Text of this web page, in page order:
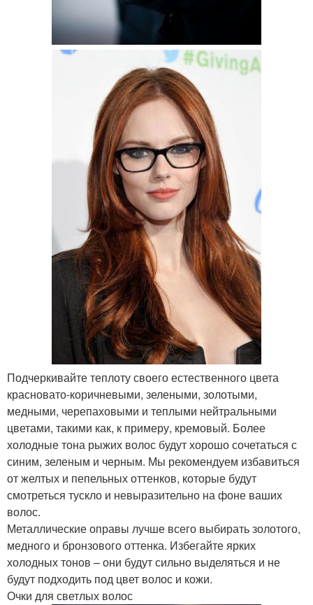
Подчеркивайте теплоту своего естественного цвета
красновато-коричневыми, зелеными, золотыми,
медными, черепаховыми и теплыми нейтральными
цветами, такими как, к примеру, кремовый. Более
холодные тона рыжих волос будут хорошо сочетаться с
синим, зеленым и черным. Мы рекомендуем избавиться
от желтых и пепельных оттенков, которые будут
смотреться тускло и невыразительно на фоне ваших
волос.
Металлические оправы лучше всего выбирать золотого,
медного и бронзового оттенка. Избегайте ярких
холодных тонов – они будут сильно выделяться и не
будут подходить под цвет волос и кожи.
Очки для светлых волос